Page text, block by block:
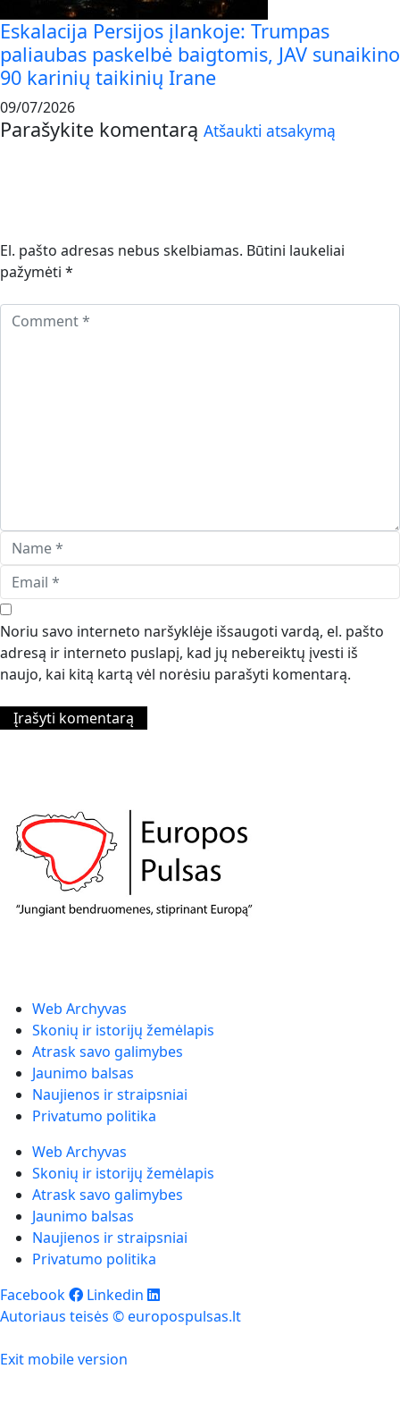
Eskalacija Persijos įlankoje: Trumpas
paliaubas paskelbė baigtomis, JAV sunaikino
90 karinių taikinių Irane
09/07/2026
Parašykite komentarą Atšaukti atsakymą
El. pašto adresas nebus skelbiamas. Būtini laukeliai
pažymėti *
Noriu savo interneto naršyklėje išsaugoti vardą, el. pašto
adresą ir interneto puslapį, kad jų nebereiktų įvesti iš
naujo, kai kitą kartą vėl norėsiu parašyti komentarą.
Web Archyvas
Skonių ir istorijų žemėlapis
Atrask savo galimybes
Jaunimo balsas
Naujienos ir straipsniai
Privatumo politika
Web Archyvas
Skonių ir istorijų žemėlapis
Atrask savo galimybes
Jaunimo balsas
Naujienos ir straipsniai
Privatumo politika
Facebook
Linkedin
Autoriaus teisės © europospulsas.lt
Exit mobile version